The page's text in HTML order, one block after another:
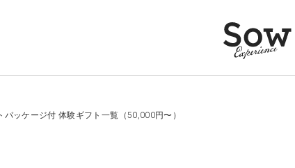
ッケージ付 体験ギフト一覧（50,000円〜）